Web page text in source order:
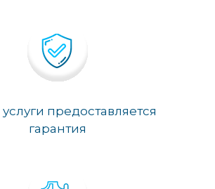
предоставляется
гарантия